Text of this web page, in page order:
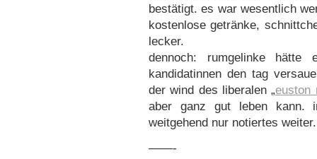
bestätigt. es war wesentlich
kostenlose getränke,
lecker.
dennoch: rumgelinke hätte
kandidatinnen den tag
der wind des liberalen „euston
aber ganz gut leben kann.
weitgehend nur notiertes weiter.
——-